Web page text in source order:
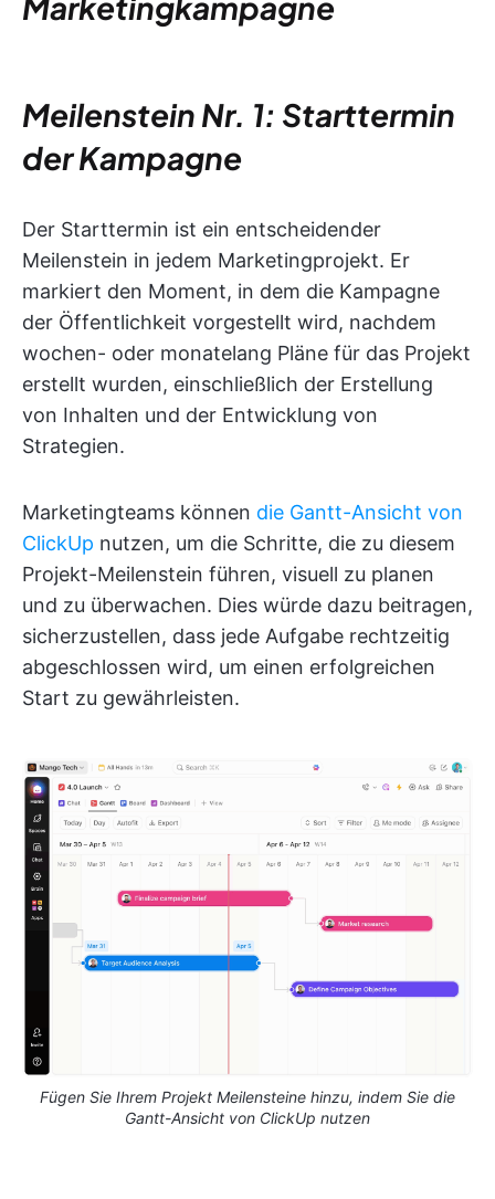
Meilenstein Nr. 1: Starttermin
der Kampagne
Der Starttermin ist ein entscheidender
Meilenstein in jedem Marketingprojekt. Er
markiert den Moment, in dem die Kampagne
der Öffentlichkeit vorgestellt wird, nachdem
wochen- oder monatelang Pläne für das Projekt
erstellt wurden, einschließlich der Erstellung
von Inhalten und der Entwicklung von
Strategien.
Marketingteams können die Gantt-Ansicht von
ClickUp nutzen, um die Schritte, die zu diesem
Projekt-Meilenstein führen, visuell zu planen
und zu überwachen. Dies würde dazu beitragen,
sicherzustellen, dass jede Aufgabe rechtzeitig
abgeschlossen wird, um einen erfolgreichen
Start zu gewährleisten.
Fügen Sie Ihrem Projekt Meilensteine hinzu, indem Sie die
Gantt-Ansicht von ClickUp nutzen